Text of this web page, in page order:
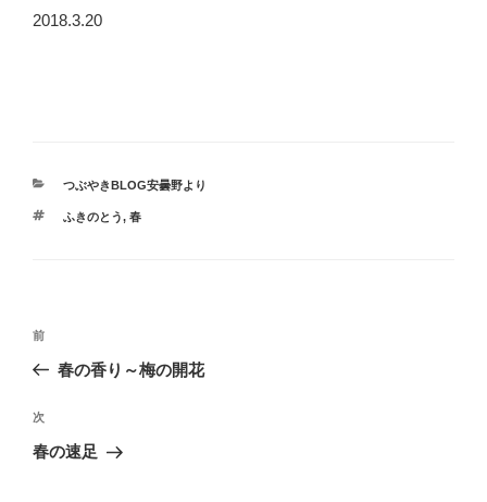
2018.3.20
カ
ゴ
つぶやきBLOG安曇野より
タ
ふきのとう, 春
投
ビ
ゲ
過
去
投
稿
前
春の香り～梅の開花
次
の
次
春の速足